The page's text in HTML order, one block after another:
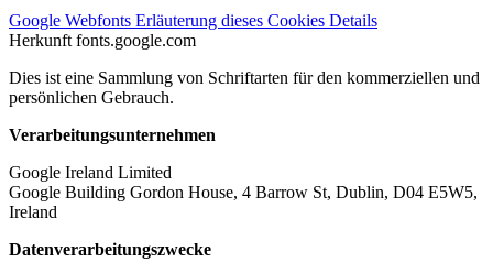
Google Webfonts Erläuterung dieses Cookies Details
Herkunft fonts.google.com
Dies ist eine Sammlung von Schriftarten für den kommerziellen und
persönlichen Gebrauch.
Verarbeitungsunternehmen
Google Ireland Limited
Google Building Gordon House, 4 Barrow St, Dublin, D04 E5W5,
Ireland
Datenverarbeitungszwecke